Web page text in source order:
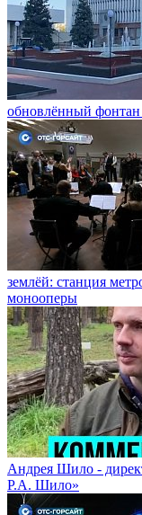
обновлённый фонтан
землёй: станция
монооперы
Андрея Шило -
Р.А. Шило»